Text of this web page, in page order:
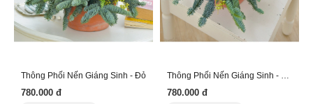
Thông Phối Nến Giáng Sinh - Đỏ
780.000 đ
Thông Phối Nến Giáng Sinh - Sao Bạc
780.000 đ